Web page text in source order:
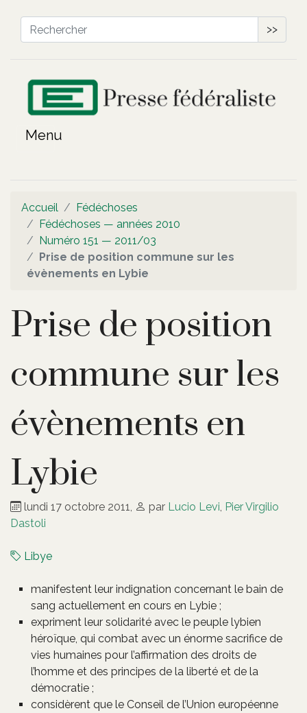
>>
Accueil
Fédéchoses
Fédéchoses — années 2010
Numéro 151 — 2011/03
Prise de position commune sur les
évènements en Lybie
Prise de position
commune sur les
évènements en
Lybie
lundi 17 octobre 2011 par Lucio Levi Pier Virgilio
Dastoli
Libye
manifestent leur indignation concernant le bain de
sang actuellement en cours en Lybie ;
expriment leur solidarité avec le peuple lybien
héroïque, qui combat avec un énorme sacrifice de
vies humaines pour l’affirmation des droits de
l’homme et des principes de la liberté et de la
démocratie ;
considèrent que le Conseil de l’Union européenne